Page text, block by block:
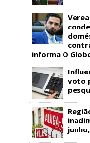
informa O
voto